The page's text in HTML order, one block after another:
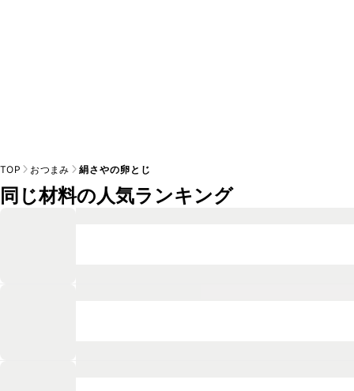
TOP おつまみ 絹さやの卵とじ
同じ材料の人気ランキング